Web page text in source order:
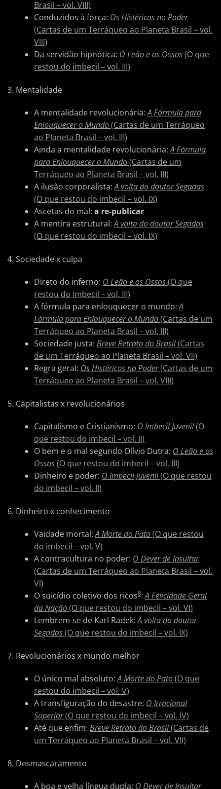
Brasil – vol. VIII)
Conduzidos à força: Os Histéricos no Poder
(Cartas de um Terráqueo ao Planeta Brasil – vol.
VIII)
Da servidão hipnótica: O Leão e os Ossos(O que
restou do imbecil – vol. III)
3. Mentalidade
A mentalidade revolucionária:A Fórmula para
Enlouquecer o Mundo(Cartas de um Terráqueo
ao Planeta Brasil – vol. III)
Ainda a mentalidade revolucionária:A Fórmula
para Enlouquecer o Mundo(Cartas de um
Terráqueo ao Planeta Brasil – vol. III)
A ilusão corporalista:A volta do doutor Segadas
(O que restou do imbecil – vol. IX)
Ascetas do mal: a re-publicar
A mentira estrutural:A volta do doutor Segadas
(O que restou do imbecil – vol. IX)
4. Sociedade x culpa
Direto do inferno: O Leão e os Ossos(O que
restou do imbecil – vol. III)
A fórmula para enlouquecer o mundo:A
Fórmula para Enlouquecer o Mundo(Cartas de um
Terráqueo ao Planeta Brasil – vol. III)
Sociedade justa: Breve Retrato do Brasil(Cartas
de um Terráqueo ao Planeta Brasil – vol. VII)
Regra geral: Os Histéricos no Poder(Cartas de um
Terráqueo ao Planeta Brasil – vol. VIII)
5. Capitalistas x revolucionários
Capitalismo e Cristianismo: O Imbecil Juvenil(O
que restou do imbecil – vol. II)
O bem e o mal segundo Olívio Dutra: O Leão e os
Ossos(O que restou do imbecil – vol. III)
Dinheiro e poder: O Imbecil Juvenil(O que restou
do imbecil – vol. II)
6. Dinheiro x conhecimento
Vaidade mortal:A Morte do Pato(O que restou
do imbecil – vol. V)
A contracultura no poder: O Dever de Insultar
(Cartas de um Terráqueo ao Planeta Brasil – vol.
VI)
O suicídio coletivo dos ricos8:A Felicidade Geral
da Nação(O que restou do imbecil – vol. VI)
Lembrem-se de Karl Radek:A volta do doutor
Segadas(O que restou do imbecil – vol. IX)
7. Revolucionários x mundo melhor
O único mal absoluto:A Morte do Pato(O que
restou do imbecil – vol. V)
A transfiguração do desastre: O Irracional
Superior(O que restou do imbecil – vol. IV)
Até que enfim: Breve Retrato do Brasil(Cartas de
um Terráqueo ao Planeta Brasil – vol. VII)
8. Desmascaramento
A boa e velha língua dupla: O Dever de Insultar